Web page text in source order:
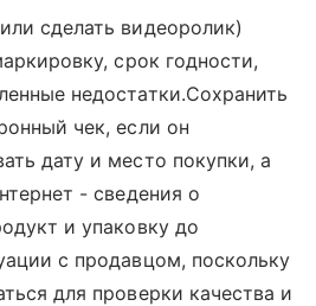
сделать видеоролик)
срок годности,
недостатки.Сохранить
чек, если он
дату и место покупки, а
- сведения о
и упаковку до
с продавцом, поскольку
для проверки качества и